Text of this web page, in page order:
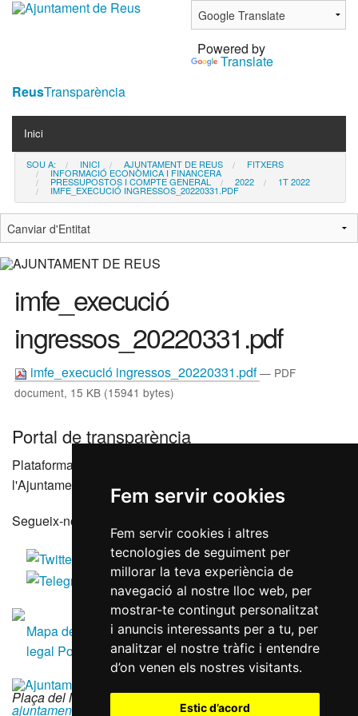
Fem servir cookies
Fem servir cookies i altres
tecnologies de seguiment per
millorar la teva experiència de
navegació al nostre lloc web, per
mostrar-te contingut personalitzat
i anuncis interessants per a tu, per
analitzar el nostre tràfic i entendre
d’on venen els nostres visitants.
Estic d’acord
Powered by
Translate
ReusTransparència
Navigation
Inici
Contacta
Notícies
SOU A: INICI AJUNTAMENT DE REUS FITXERS
INFORMACIÓ ECONÒMICA I FINANCERA
PRESSUPOSTOS I COMPTE GENERAL 2022 1T 2022
IMFE_EXECUCIÓ INGRESSOS_20220331.PDF
imfe_execució
ingressos_20220331.pdf
imfe_execució ingressos_20220331.pdf— PDF
document, 15 KB (15941 bytes)
Portal de transparència
Plataforma que agrupa els portals de transparència de
l'Ajuntament de Reus i les seves entitats dependents
Segueix-nos a les xarxes socials
Mapa del lloc AccessibilitatPolítica de galetesAvís
legal Política de privacitatRGPD
Plaça del Mercadal · 43201 Reus|977 010 010|
ajuntament@reus.cat reus.cat